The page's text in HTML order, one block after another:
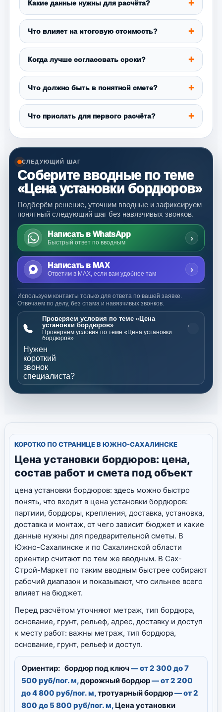
Какие данные нужны для расчёта?
Что влияет на итоговую стоимость?
Когда лучше согласовать сроки?
Что должно быть в понятной смете?
Что прислать для первого расчёта?
СЛЕДУЮЩИЙ ШАГ
Соберите вводные по теме
«Цена установки бордюров»
Подберём решение, уточним вводные и зафиксируем
понятный следующий шаг без навязчивых звонков.
Написать в WhatsApp
Быстрый ответ по вводным ›
Написать в MAX
Ответим в MAX, если вам удобнее там ›
Используем контакты только для ответа по вашей заявке.
Отвечаем по делу, без спама и навязчивых звонков.
Проверяем условия по теме «Цена
установки бордюров»
Проверяем условия по теме «Цена установки
бордюров»
›
Нужен
короткий
звонок
специалиста?
КОРОТКО ПО СТРАНИЦЕ В ЮЖНО-САХАЛИНСКЕ
Цена установки бордюров: цена,
состав работ и смета под объект
цена установки бордюров: здесь можно быстро
понять, что входит в цена установки бордюров:
партиии, бордюры, крепления, доставка, установка,
доставка и монтаж, от чего зависит бюджет и какие
данные нужны для предварительной сметы. В
Южно-Сахалинске и по Сахалинской области
ориентир считают по тем же вводным. В Сах-
Строй-Маркет по таким вводным быстрее собирают
рабочий диапазон и показывают, что сильнее всего
влияет на бюджет.
Перед расчётом уточняют метраж, тип бордюра,
основание, грунт, рельеф, адрес, доставку и доступ
к месту работ: важны метраж, тип бордюра,
основание, грунт, рельеф и доступ.
Ориентир: бордюр под ключ — от 2 300 до 7
500 руб/пог. м,дорожный бордюр— от 2 200
до 4 800 руб/пог. м,тротуарный бордюр— от 2
800 до 5 800 руб/пог. м, Цена установки